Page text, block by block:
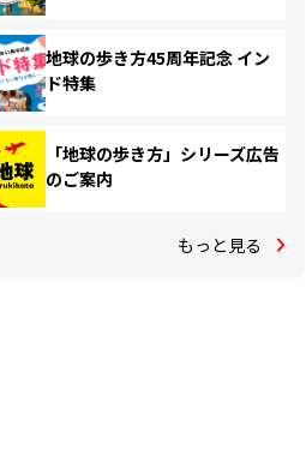
地球の歩き方45周年記念 イン
ド特集
「地球の歩き方」シリーズ広告
のご案内
もっと見る